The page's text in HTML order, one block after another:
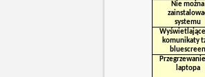
Nie można
systemu
komunikaty
bluescreen
laptopa